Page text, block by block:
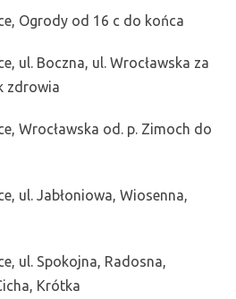
Ogrody od 16 c do końca
ul. Boczna, ul. Wrocławska za
zdrowia
Wrocławska od. p. Zimoch do
ul. Jabłoniowa, Wiosenna,
ul. Spokojna, Radosna,
Krótka